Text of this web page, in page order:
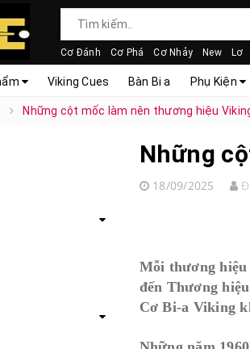
Cơ Đánh Cơ Phá Cơ Nhảy New Lơ
Viking Cues Bàn Bi a Phụ Kiện
Những cột mốc làm nên thương hiệu
Những
18/09/2025
Mỗi thương
đến Thương
Cơ Bi-a Viking